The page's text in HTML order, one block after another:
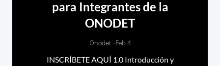
para Integrantes de la
ONODET
Onodet -Feb 4
INSCRÍBETE AQUÍ 1.0 Introducción y